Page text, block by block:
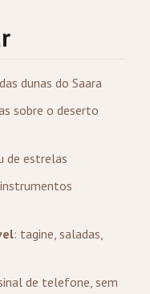
dunas do Saara
sobre o deserto
de estrelas
: tagine, saladas,
de telefone, sem